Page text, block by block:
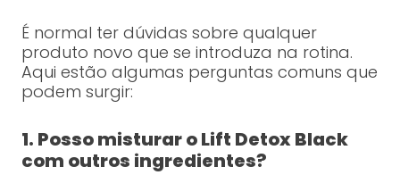
É normal ter dúvidas sobre qualquer
produto novo que se introduza na rotina.
Aqui estão algumas perguntas comuns que
podem surgir:
1. Posso misturar o Lift Detox Black
com outros ingredientes?